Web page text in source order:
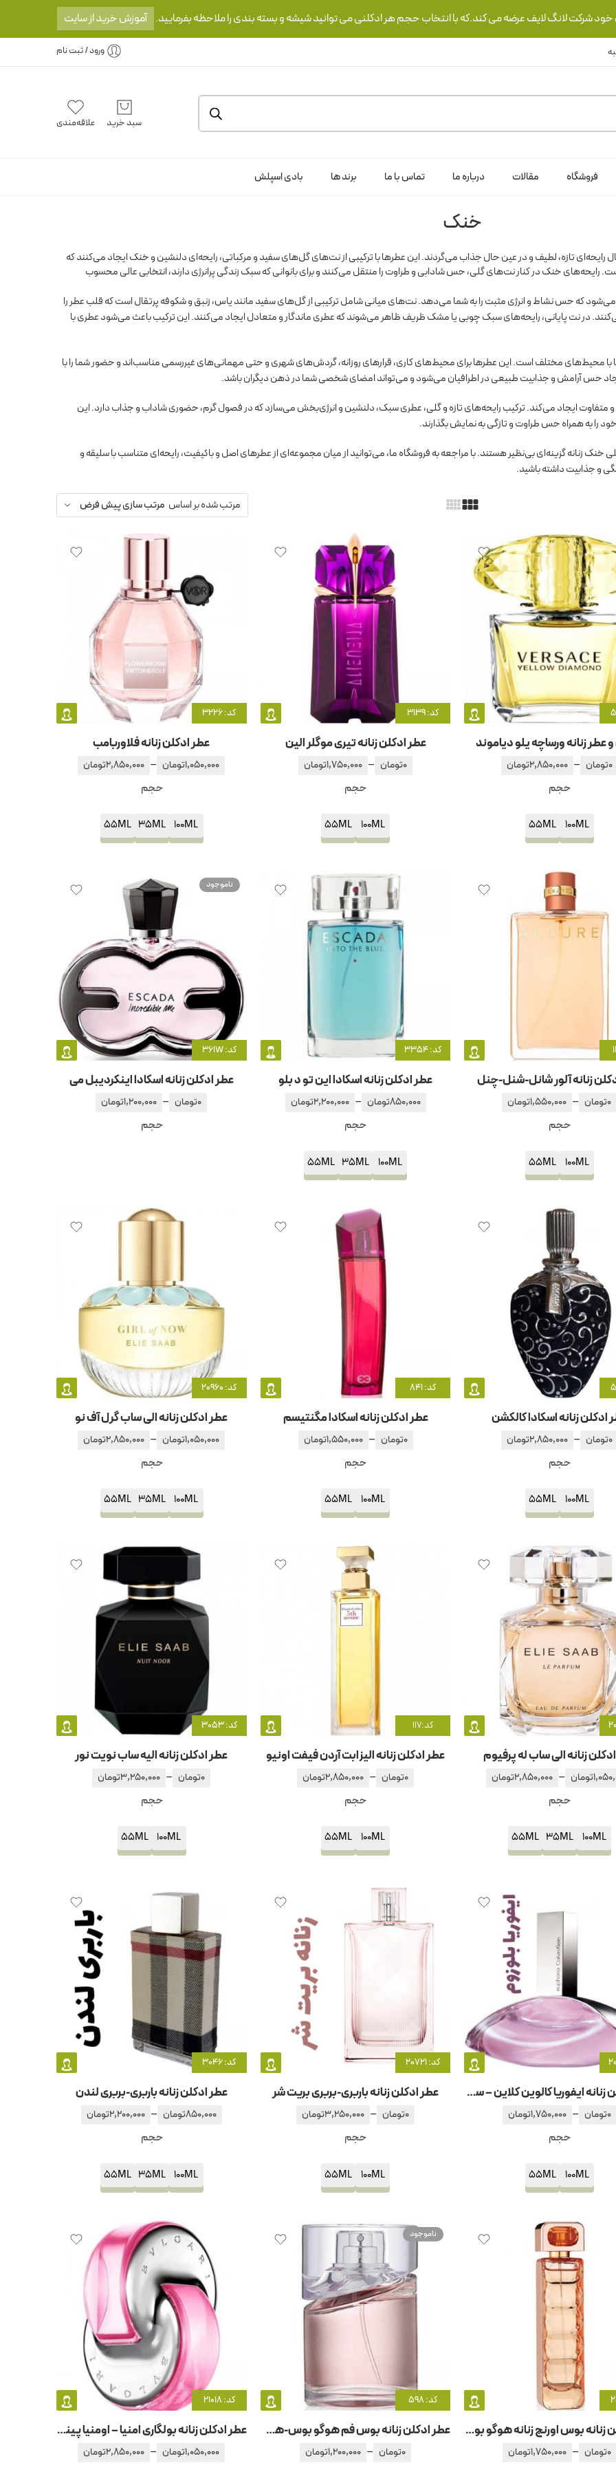
شرکت لانگ لایف عرضه می کند.که با انتخاب حجم هر ادکلنی می توانید شیشه و بسته بندی را ملاحظه بفرمایید. آموزش خرید از سایت
ورود / ثبت نام
سبد خرید علاقه‌مندی
فروشگاه مقالات درباره ما تماس با ما برند ها بادی اسپلش
خنک
رایحه‌ای تازه، لطیف و در عین حال جذاب می‌گردند. این عطرها با ترکیبی از نت‌های گل‌های سفید و مرکباتی، رایحه‌ای دلنشین و خنک ایجاد می‌کنند که
خنک در کنار نت‌های گلی، حس شادابی و طراوت را منتقل می‌کنند و برای بانوانی که سبک زندگی پرانرژی دارند، انتخابی عالی محسوب
می‌شود که حس نشاط و انرژی مثبت را به شما می‌دهد. نت‌های میانی شامل ترکیبی از گل‌های سفید مانند یاس، زنبق و شکوفه پرتقال است که قلب عطر را
در نت پایانی، رایحه‌های سبک چوبی یا مشک ظریف ظاهر می‌شوند که عطری ماندگار و متعادل ایجاد می‌کنند. این ترکیب باعث می‌شود عطری با
محیط‌های مختلف است. این عطرها برای محیط‌های کاری، قرارهای روزانه، گردش‌های شهری و حتی مهمانی‌های غیررسمی مناسب‌اند و حضور شما را با
حس آرامش و جذابیت طبیعی در اطرافیان می‌شود و می‌تواند امضای شخصی شما در ذهن دیگران باشد.
متفاوت ایجاد می‌کند. ترکیب رایحه‌های تازه و گلی، عطری سبک، دلنشین و انرژی‌بخش می‌سازد که در فصول گرم، حضوری شاداب و جذاب دارد. این
را به همراه حس طراوت و تازگی به نمایش بگذارند.
خنک زنانه گزینه‌ای بی‌نظیر هستند. با مراجعه به فروشگاه ما، می‌توانید از میان مجموعه‌ای از عطرهای اصل و باکیفیت، رایحه‌ای متناسب با سلیقه و
و جذابیت داشته باشید.
مرتب شده بر اساس مرتب سازی پیش فرض
عطر زنانه ورساچه یلو دیاموند
0تومان –
2,850,000تومان
حجم
100ML
55ML
کد: 3139
عطر ادکلن زنانه تیری موگلر الین
0تومان –
1,750,000تومان
حجم
100ML
55ML
کد: 3226
عطر ادکلن زنانه فلاوربامب
1,050,000تومان –
2,850,000تومان
حجم
100ML
35ML
55ML
زنانه آلور شانل-شنل-چنل
0تومان –
1,550,000تومان
حجم
100ML
55ML
کد: 3354
عطر ادکلن زنانه اسکادا این تو د بلو
850,000تومان –
2,200,000تومان
حجم
100ML
35ML
55ML
ناموجود
کد: 361W
عطر ادکلن زنانه اسکادا اینکردیبل می
0تومان –
1,200,000تومان
حجم
ادکلن زنانه اسکادا کالکشن
0تومان –
2,850,000تومان
حجم
100ML
55ML
کد: 841
عطر ادکلن زنانه اسکادا مگنتیسم
0تومان –
1,550,000تومان
حجم
100ML
55ML
کد: 20960
عطر ادکلن زنانه الی ساب گرل آف نو
1,050,000تومان –
2,850,000تومان
حجم
100ML
35ML
55ML
زنانه الی ساب له پرفیوم
تومان –
2,850,000تومان
حجم
100ML
35ML
55ML
کد:117
عطر ادکلن زنانه الیزابت آردن فیفت اونیو
0تومان –
2,850,000تومان
حجم
100ML
55ML
کد: 3053
عطر ادکلن زنانه الیه ساب نویت نور
0تومان –
3,250,000تومان
حجم
100ML
55ML
عطر ادکلن زنانه ایفوریا کالوین کلاین – سی کی بلوسوم
0تومان –
1,750,000تومان
حجم
100ML
55ML
کد: 20721
عطر ادکلن زنانه باربری-بربری بریت شر
0تومان –
3,250,000تومان
حجم
100ML
55ML
کد: 3046
عطر ادکلن زنانه باربری-بربری لندن
850,000تومان –
2,200,000تومان
حجم
100ML
35ML
55ML
عطر ادکلن زنانه بوس اورنج زنانه هوگو بوس-هوگو باس
0تومان –
1,750,000تومان
ناموجود
کد: 598
عطر ادکلن زنانه بوس فم هوگو بوس-هوگو باس
0تومان –
1,200,000تومان
کد: 21018
عطر ادکلن زنانه بولگاری امنیا – اومنیا پینک سفیر
1,050,000تومان –
2,850,000تومان